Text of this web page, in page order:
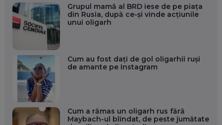
Grupul mamă al BRD iese de pe piaţa
din Rusia, după ce-şi vinde acţiunile
unui oligarh
Cum au fost dați de gol oligarhii ruși
de amante pe Instagram
Cum a rămas un oligarh rus fără
Maybach-ul blindat, de peste jumătate